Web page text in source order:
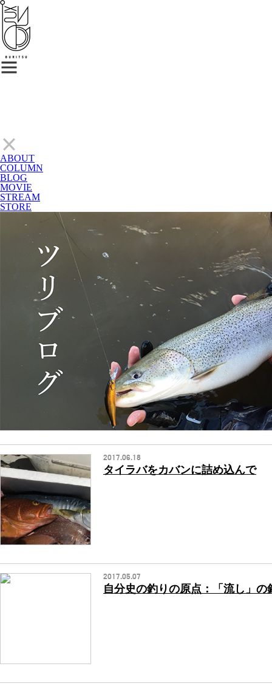
ABOUT
COLUMN
BLOG
MOVIE
STREAM
STORE
2017.06.18
タイラバをカバンに詰め込んで
2017.05.07
自分史の釣りの原点：「流し」の